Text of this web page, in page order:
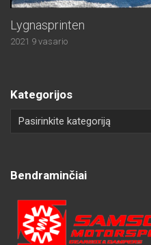
Lygnasprinten
2021 9 vasario
Kategorijos
Bendraminčiai